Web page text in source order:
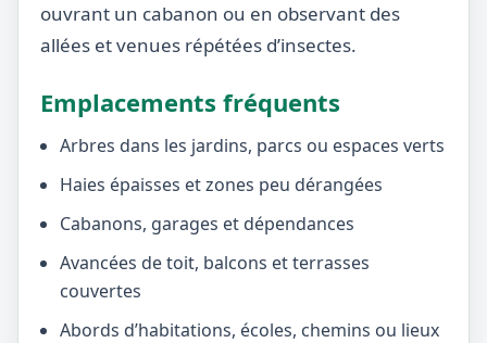
ouvrant un cabanon ou en observant des
allées et venues répétées d’insectes.
Emplacements fréquents
Arbres dans les jardins, parcs ou espaces verts
Haies épaisses et zones peu dérangées
Cabanons, garages et dépendances
Avancées de toit, balcons et terrasses
couvertes
Abords d’habitations, écoles, chemins ou lieux